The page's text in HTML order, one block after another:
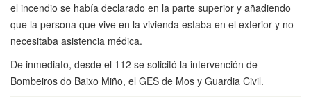
el incendio se había declarado en la parte superior y añadiendo
que la persona que vive en la vivienda estaba en el exterior y no
necesitaba asistencia médica.
De inmediato, desde el 112 se solicitó la intervención de
Bombeiros do Baixo Miño, el GES de Mos y Guardia Civil.